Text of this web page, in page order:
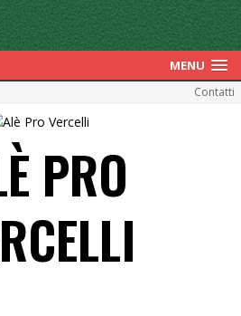
MENU
Contatti
PRO